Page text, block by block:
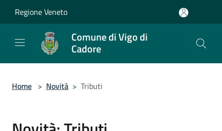
Regione Veneto
Comune di Vigo di
Cadore
Home > Novità > Tributi